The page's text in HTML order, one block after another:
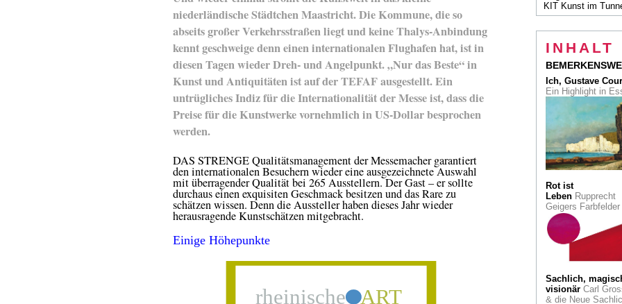
niederländische Städtchen Maastricht. Die Kommune, die so
abseits großer Verkehrsstraßen liegt und keine Thalys-Anbindung
kennt geschweige denn einen internationalen Flughafen hat, ist in
diesen Tagen wieder Dreh- und Angelpunkt. „Nur das Beste“ in
Kunst und Antiquitäten ist auf der TEFAF ausgestellt. Ein
untrügliches Indiz für die Internationalität der Messe ist, dass die
Preise für die Kunstwerke vornehmlich in US-Dollar besprochen
werden.
DAS STRENGE Qualitätsmanagement der Messemacher garantiert
den internationalen Besuchern wieder eine ausgezeichnete Auswahl
mit überragender Qualität bei 265 Ausstellern. Der Gast – er sollte
durchaus einen exquisiten Geschmack besitzen und das Rare zu
schätzen wissen. Denn die Aussteller haben dieses Jahr wieder
herausragende Kunstschätzen mitgebracht.
Einige Höhepunkte
KIT Kunst im
Kunst am Bau: Ein
Triptychon für
von Elisabeth
Brockmann
"Wenn der Vorhang
fällt"
von Margarita
"Seht her, ein Ort
Künste!" Die Pallas
Athene auf dem
Atelierturm
Kleve
Schöne Aussichten
Paris. Gleich zwei
Ausstellungen
Canalettos Veduten
"Köln zieht junge
an, fähige Leute."
Kulturdezernent
Quander im
INHALT
Ich, Gustave
Ein Highlight in
Rot ist
LebenRupprecht
Geigers Farbfelder
Sachlich,
visionärCarl
& die Neue